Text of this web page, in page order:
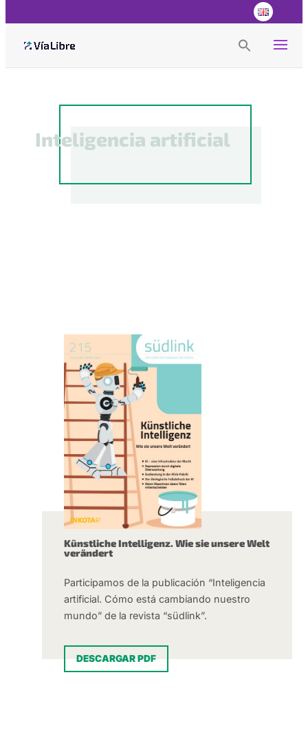
Search Button
Inteligencia artificial
Künstliche Intelligenz. Wie sie unsere Welt
verändert
Participamos de la publicación “Inteligencia
artificial. Cómo está cambiando nuestro
mundo” de la revista “südlink”.
DESCARGAR PDF